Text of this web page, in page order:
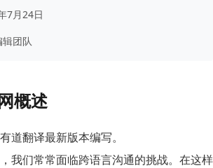
7月24日
团队
概述
道翻译最新版本编写。
我们常常面临跨语言沟通的挑战。在这样